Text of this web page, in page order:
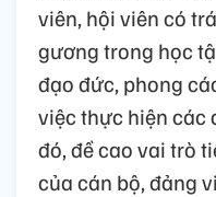
viên, hội viên có
gương trong học
đạo đức, phong
việc thực hiện các
đó, đề cao vai trò
của cán bộ, đảng